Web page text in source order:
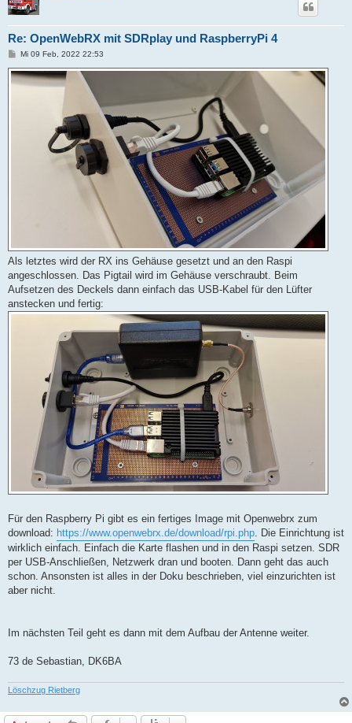
Re: OpenWebRX mit SDRplay und RaspberryPi 4
B
i
t
Mi 09 Feb, 2022 22:53
Als letztes wird der RX ins Gehäuse gesetzt und an den Raspi
angeschlossen. Das Pigtail wird im Gehäuse verschraubt. Beim
Aufsetzen des Deckels dann einfach das USB-Kabel für den Lüfter
anstecken und fertig:
Für den Raspberry Pi gibt es ein fertiges Image mit Openwebrx zum
download: https://www.openwebrx.de/download/rpi.php . Die Einrichtung ist
wirklich einfach. Einfach die Karte flashen und in den Raspi setzen. SDR
per USB-Anschließen, Netzwerk dran und booten. Dann geht das auch
schon. Ansonsten ist alles in der Doku beschrieben, viel einzurichten ist
aber nicht.
Im nächsten Teil geht es dann mit dem Aufbau der Antenne weiter.
73 de Sebastian, DK6BA
Löschzug Rietberg